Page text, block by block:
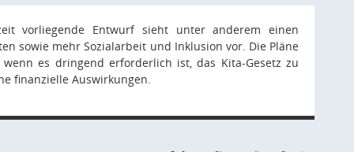
vorliegende Entwurf sieht unter anderem einen
sowie mehr Sozialarbeit und Inklusion vor. Die Pläne
es dringend erforderlich ist, das Kita-Gesetz zu
finanzielle Auswirkungen.